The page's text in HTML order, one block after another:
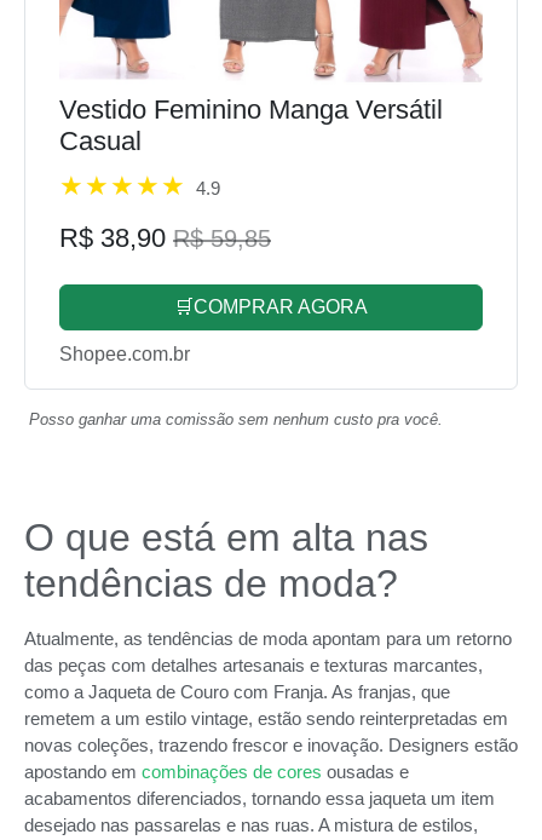
Vestido Feminino Manga Versátil
Casual
4.9
R$ 38,90 R$ 59,85
🛒COMPRAR AGORA
Shopee.com.br
Posso ganhar uma comissão sem nenhum custo pra você.
O que está em alta nas
tendências de moda?
Atualmente, as tendências de moda apontam para um retorno
das peças com detalhes artesanais e texturas marcantes,
como a Jaqueta de Couro com Franja. As franjas, que
remetem a um estilo vintage, estão sendo reinterpretadas em
novas coleções, trazendo frescor e inovação. Designers estão
apostando em combinações de cores ousadas e
acabamentos diferenciados, tornando essa jaqueta um item
desejado nas passarelas e nas ruas. A mistura de estilos,